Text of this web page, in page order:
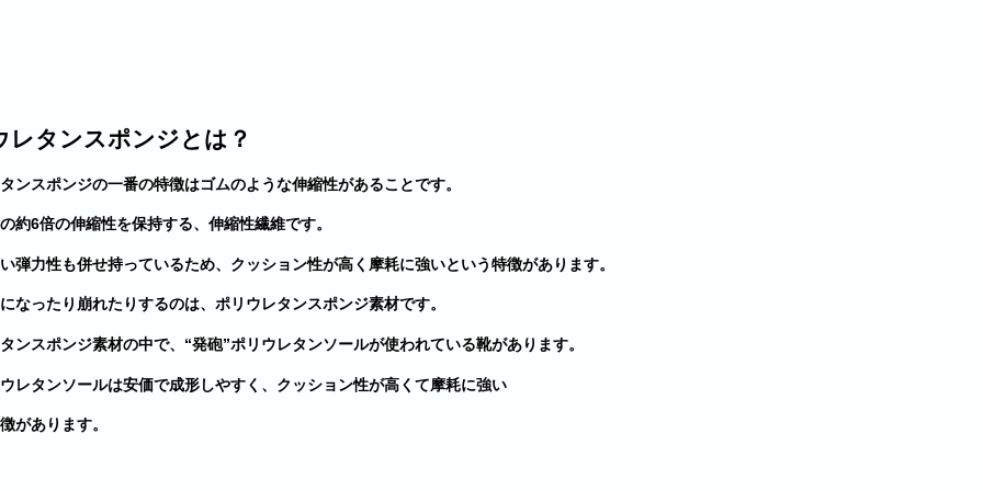
レタンスポンジとは？
ンスポンジの一番の特徴はゴムのような伸縮性があることです。
約6倍の伸縮性を保持する、伸縮性繊維です。
弾力性も併せ持っているため、クッション性が高く摩耗に強いという特徴があります。
なったり崩れたりするのは、ポリウレタンスポンジ素材です。
ンスポンジ素材の中で、“発砲”ポリウレタンソールが使われている靴があります。
レタンソールは安価で成形しやすく、クッション性が高くて摩耗に強い
があります。